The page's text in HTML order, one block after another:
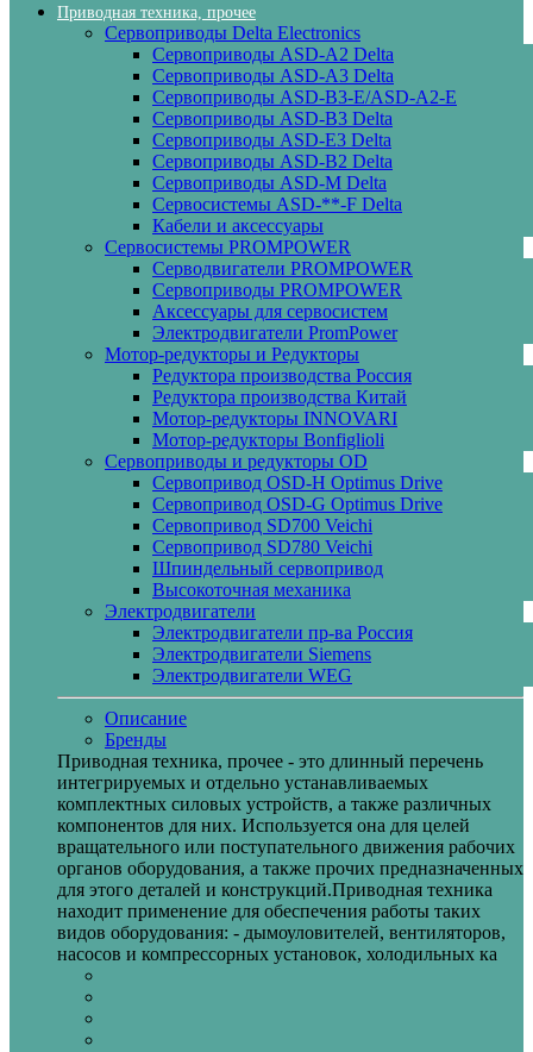
Приводная техника, прочее
Сервоприводы Delta Electronics
Сервоприводы ASD-A2 Delta
Сервоприводы ASD-A3 Delta
Сервоприводы ASD-B3-E/ASD-A2-E
Сервоприводы ASD-B3 Delta
Сервоприводы ASD-E3 Delta
Сервоприводы ASD-B2 Delta
Сервоприводы ASD-M Delta
Сервосистемы ASD-**-F Delta
Кабели и аксессуары
Сервосистемы PROMPOWER
Серводвигатели PROMPOWER
Сервоприводы PROMPOWER
Аксессуары для сервосистем
Электродвигатели PromPower
Мотор-редукторы и Редукторы
Редуктора производства Россия
Редуктора производства Китай
Мотор-редукторы INNOVARI
Мотор-редукторы Bonfiglioli
Сервоприводы и редукторы OD
Сервопривод OSD-H Optimus Drive
Сервопривод OSD-G Optimus Drive
Сервопривод SD700 Veichi
Сервопривод SD780 Veichi
Шпиндельный сервопривод
Высокоточная механика
Электродвигатели
Электродвигатели пр-ва Россия
Электродвигатели Siemens
Электродвигатели WEG
Описание
Бренды
Приводная техника, прочее - это длинный перечень
интегрируемых и отдельно устанавливаемых
комплектных силовых устройств, а также различных
компонентов для них. Используется она для целей
вращательного или поступательного движения рабочих
органов оборудования, а также прочих предназначенных
для этого деталей и конструкций.Приводная техника
находит применение для обеспечения работы таких
видов оборудования: - дымоуловителей, вентиляторов,
насосов и компрессорных установок, холодильных ка